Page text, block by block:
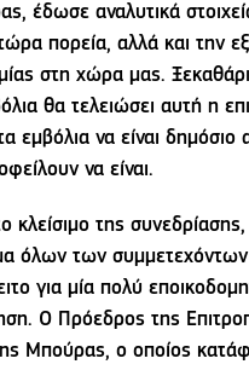
έδωσε αναλυτικά
πορεία, αλλά και την
στη χώρα μας.
θα τελειώσει αυτή η
εμβόλια να είναι δημόσιο
να είναι.
κλείσιμο της συνεδρίασης,
όλων των συμμετεχόντων
για μία πολύ
Ο Πρόεδρος της
Μπούρας, ο οποίος